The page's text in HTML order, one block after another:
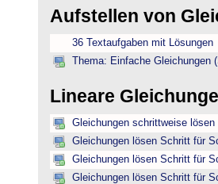
Aufstellen von
36 Textaufgaben mit Lösungen
Thema: Einfache Gleichungen
Lineare
Gleichungen schrittweise lösen
Gleichungen lösen Schritt für
Gleichungen lösen Schritt für
Gleichungen lösen Schritt für